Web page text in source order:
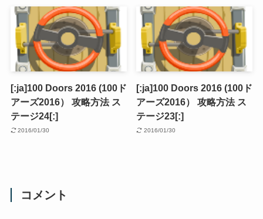
[:ja]100 Doors 2016 (100ド
アーズ2016） 攻略方法 ス
テージ24[:]
2016/01/30
[:ja]100 Doors 2016 (100ド
アーズ2016） 攻略方法 ス
テージ23[:]
2016/01/30
コメント